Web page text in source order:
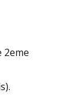
2eme